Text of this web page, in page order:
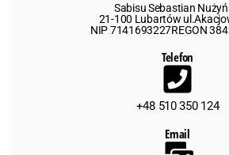
Sabisu Sebastian
21-100 Lubartów
NIP 7141693227REGON
Telefon
+48 510 350 124
Email